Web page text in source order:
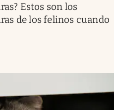
Estos son los
de los felinos cuando